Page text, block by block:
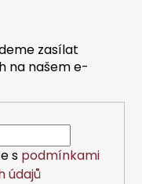
zasílat
na našem e-
s podmínkami
údajů